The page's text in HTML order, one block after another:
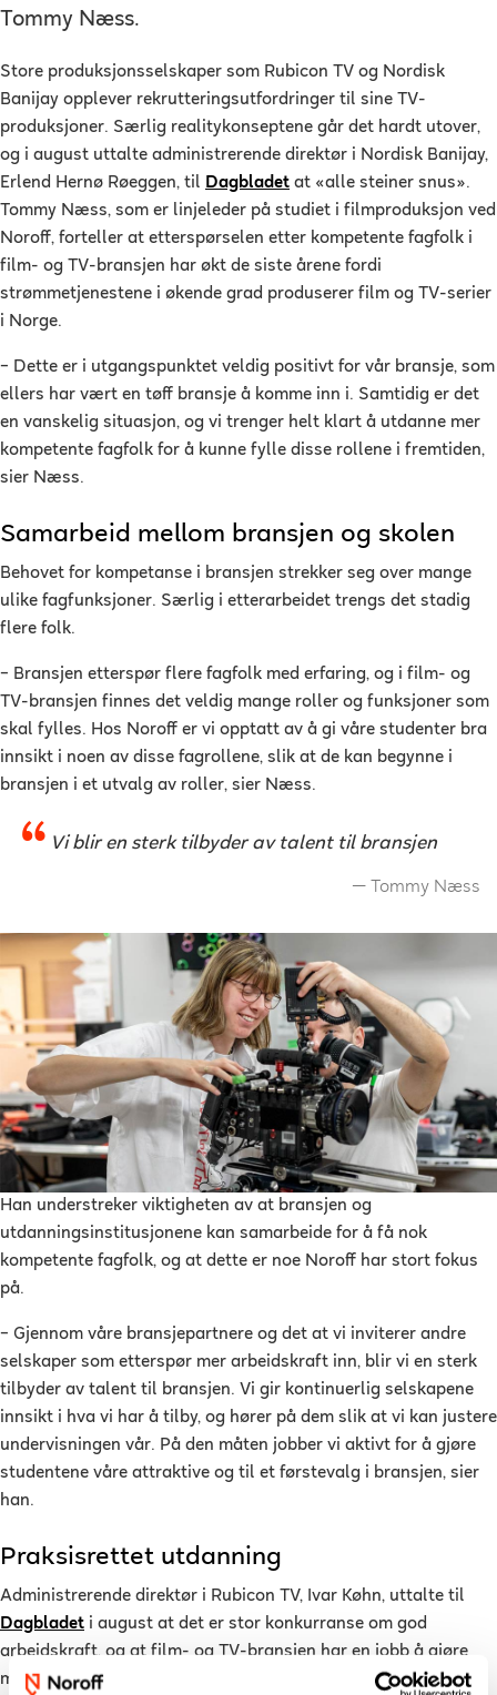
Tommy Næss.
Store produksjonsselskaper som Rubicon TV og Nordisk
Banijay opplever rekrutteringsutfordringer til sine TV-
produksjoner. Særlig realitykonseptene går det hardt utover,
og i august uttalte administrerende direktør i Nordisk Banijay,
Erlend Hernø Røeggen, til Dagbladet at «alle steiner snus».
Tommy Næss, som er linjeleder på studiet i filmproduksjon ved
Noroff, forteller at etterspørselen etter kompetente fagfolk i
film- og TV-bransjen har økt de siste årene fordi
strømmetjenestene i økende grad produserer film og TV-serier
i Norge.
– Dette er i utgangspunktet veldig positivt for vår bransje, som
ellers har vært en tøff bransje å komme inn i. Samtidig er det
en vanskelig situasjon, og vi trenger helt klart å utdanne mer
kompetente fagfolk for å kunne fylle disse rollene i fremtiden,
sier Næss.
Samarbeid mellom bransjen og skolen
Behovet for kompetanse i bransjen strekker seg over mange
ulike fagfunksjoner. Særlig i etterarbeidet trengs det stadig
flere folk.
– Bransjen etterspør flere fagfolk med erfaring, og i film- og
TV-bransjen finnes det veldig mange roller og funksjoner som
skal fylles. Hos Noroff er vi opptatt av å gi våre studenter bra
innsikt i noen av disse fagrollene, slik at de kan begynne i
bransjen i et utvalg av roller, sier Næss.
Vi blir en sterk tilbyder av talent til bransjen
Tommy Næss
Han understreker viktigheten av at bransjen og
utdanningsinstitusjonene kan samarbeide for å få nok
kompetente fagfolk, og at dette er noe Noroff har stort fokus
på.
– Gjennom våre bransjepartnere og det at vi inviterer andre
selskaper som etterspør mer arbeidskraft inn, blir vi en sterk
tilbyder av talent til bransjen. Vi gir kontinuerlig selskapene
innsikt i hva vi har å tilby, og hører på dem slik at vi kan justere
undervisningen vår. På den måten jobber vi aktivt for å gjøre
studentene våre attraktive og til et førstevalg i bransjen, sier
han.
Praksisrettet utdanning
Administrerende direktør i Rubicon TV, Ivar Køhn, uttalte til
Dagbladet i august at det er stor konkurranse om god
arbeidskraft, og at film- og TV-bransjen har en jobb å gjøre
med å vise seg bedre frem til de som er på vei inn i yrket. Det